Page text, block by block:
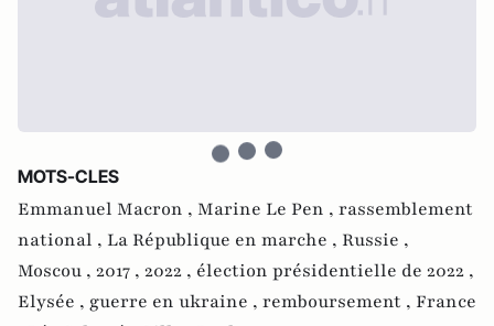
MOTS-CLES
Emmanuel Macron , Marine Le Pen , rassemblement
national , La République en marche , Russie ,
Moscou , 2017 , 2022 , élection présidentielle de 2022 ,
Elysée , guerre en ukraine , remboursement , France